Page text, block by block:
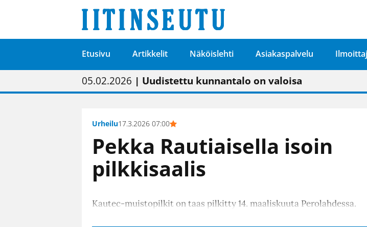
Etusivu Artikkelit Näköislehti Asiakaspalvelu
01.02.2026 | Painon vaihtumisen pitäisi näkyä hieman
05.02.2026 | Uudistettu kunnantalo on valoisa
23.04.2026 | “Olemme käynnistämässä uudelleen
09.05.2026| "Maalla on totuttu elämään omavaraisemmin
Urheilu17.3.2026 07:00
Pekka Rautiaisella isoin
pilkkisaalis
Kautec-muistopilkit on taas pilkitty 14. maaliskuuta Perolahdessa.